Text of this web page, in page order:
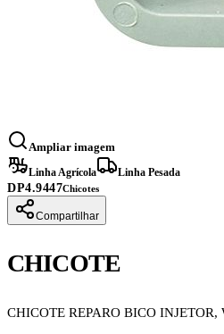
Ampliar imagem
Linha Agrícola Linha Pesada
DP4.9447Chicotes
Compartilhar
CHICOTE
CHICOTE REPARO BICO INJETOR,